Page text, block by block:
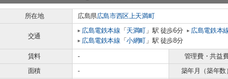
所在地 広島県広島市西区上天満町
交通
広島電鉄本線 「 天満町 」駅 徒歩6分 広島電鉄本
広島電鉄本線 「小網町 」駅 徒歩8分
賃料 - 管理費・共益
面積
- 築年月（築年数）